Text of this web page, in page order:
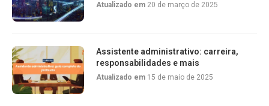
Atualizado em 20 de março de 2025
Assistente administrativo: carreira,
responsabilidades e mais
Atualizado em 15 de maio de 2025